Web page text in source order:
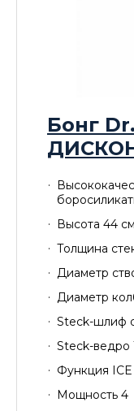
Бонг
Высота 44 см
Толщина
Диаметр
Диаметр
Steck-шлиф
Steck-ведро
Функция ICE
Мощность 4